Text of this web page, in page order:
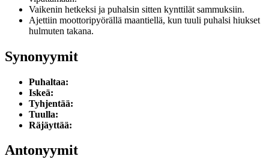
Vaikenin hetkeksi ja puhalsin sitten kynttilät sammuksiin.
Ajettiin moottoripyörällä maantiellä, kun tuuli puhalsi hiukset
hulmuten takana.
Synonyymit
Puhaltaa:
Iskeä:
Tyhjentää:
Tuulla:
Räjäyttää:
Antonyymit